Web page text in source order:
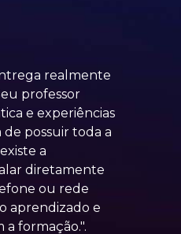
realmente
professor
e experiências
de possuir toda a
a
diretamente
ou rede
aprendizado e
formação.".